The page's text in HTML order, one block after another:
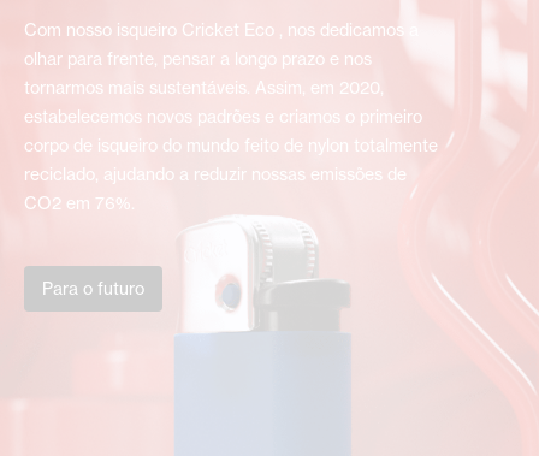
Com nosso isqueiro Cricket Eco , nos dedicamos a
olhar para frente, pensar a longo prazo e nos
tornarmos mais sustentáveis. Assim, em 2020,
estabelecemos novos padrões e criamos o primeiro
corpo de isqueiro do mundo feito de nylon totalmente
reciclado, ajudando a reduzir nossas emissões de
CO2 em 76%.
Para o futuro